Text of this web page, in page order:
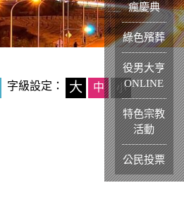
字級設定： 大 中 小
瘋慶典
綠色殯葬
役男大亨
ONLINE
特色宗教
活動
公民投票